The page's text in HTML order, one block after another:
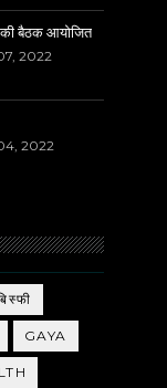
की बैठक आयोजित
2022
2022
GAYA